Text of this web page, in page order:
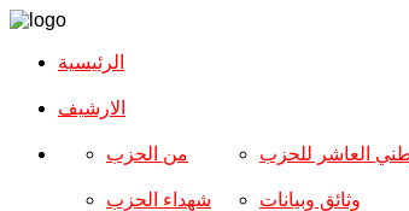
الرئيسية
الارشیف
من الحزب
شهداء الحزب
العاشر للحزب
وثائق وبيانات